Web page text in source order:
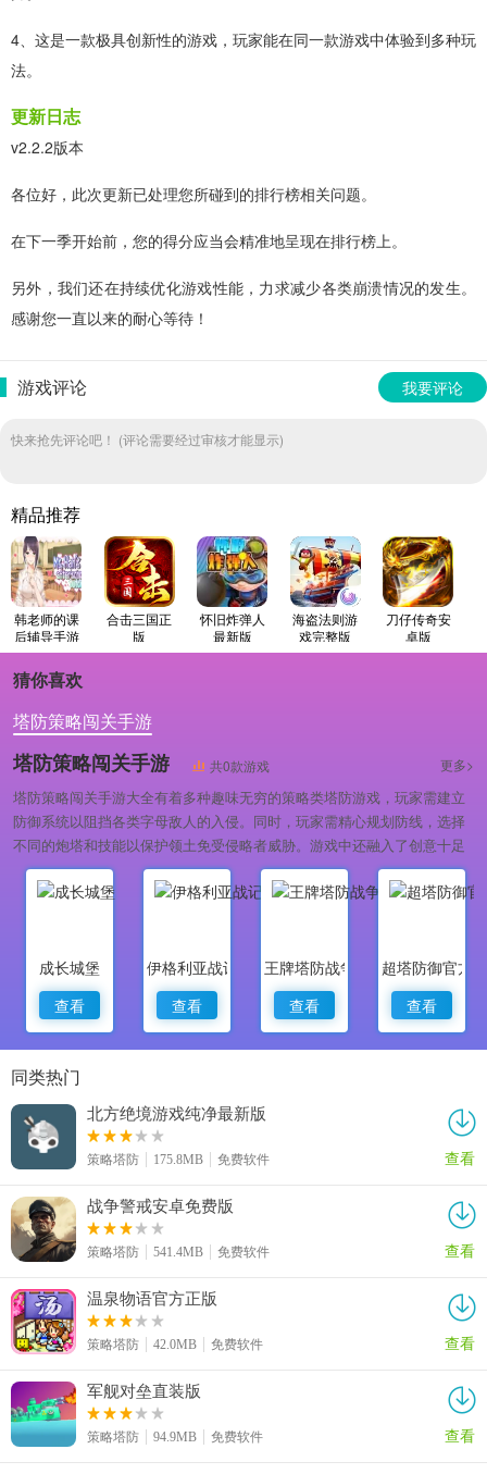
4、这是一款极具创新性的游戏，玩家能在同一款游戏中体验到多种玩
法。
更新日志
v2.2.2版本
各位好，此次更新已处理您所碰到的排行榜相关问题。
在下一季开始前，您的得分应当会精准地呈现在排行榜上。
另外，我们还在持续优化游戏性能，力求减少各类崩溃情况的发生。
感谢您一直以来的耐心等待！
游戏评论 我要评论
快来抢先评论吧！ (评论需要经过审核才能显示)
精品推荐
韩老师的课
后辅导手游
版
合击三国正
版
怀旧炸弹人
最新版
海盗法则游
戏完整版
刀仔传奇安
卓版
猜你喜欢
塔防策略闯关手游
塔防策略闯关手游 共0款游戏 更多>
塔防策略闯关手游大全有着多种趣味无穷的策略类塔防游戏，玩家需建立
防御系统以阻挡各类字母敌人的入侵。同时，玩家需精心规划防线，选择
不同的炮塔和技能以保护领土免受侵略者威胁。游戏中还融入了创意十足
的字母主题，使玩家在守卫领土的同时能够享受独特的游戏乐趣。
成长城堡
查看
伊格利亚战记
查看
王牌塔防战争之王
查看
超塔防御官方
查看
同类热门
北方绝境游戏纯净最新版
策略塔防 175.8MB 免费软件 查看
战争警戒安卓免费版
策略塔防 541.4MB 免费软件 查看
温泉物语官方正版
策略塔防 42.0MB 免费软件 查看
军舰对垒直装版
策略塔防 94.9MB 免费软件 查看